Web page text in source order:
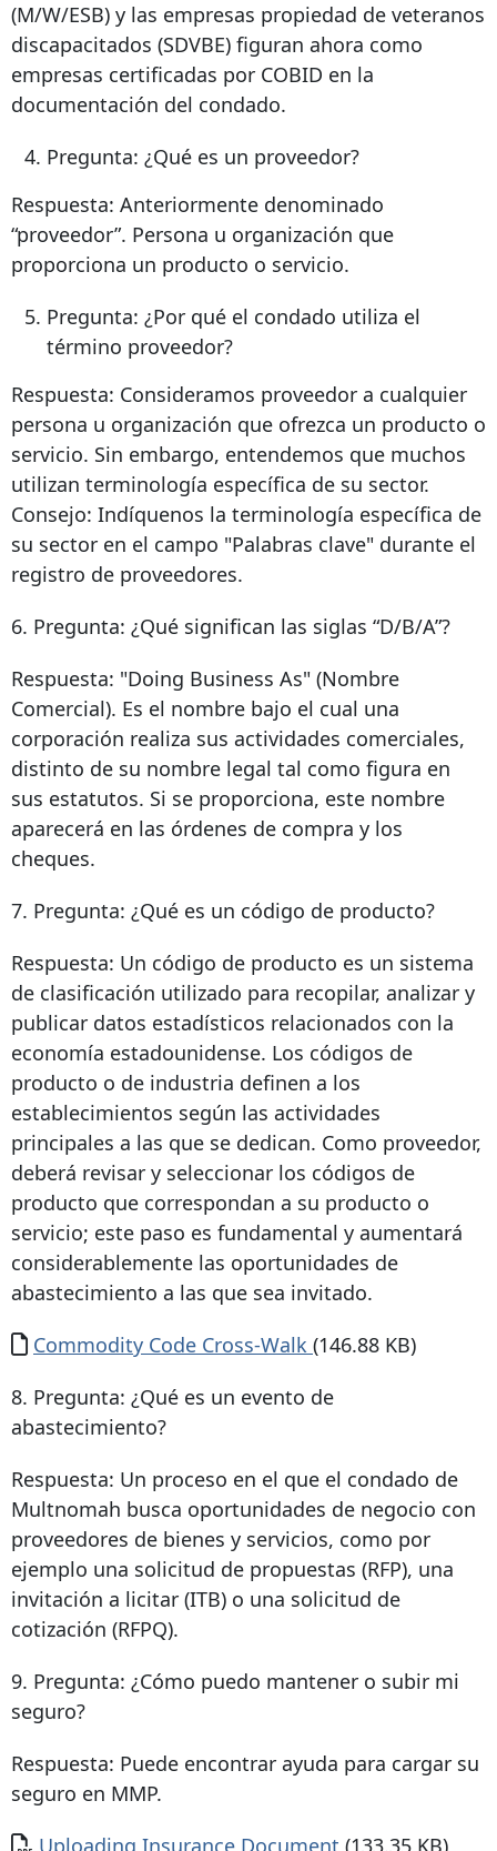
(M/W/ESB) y las empresas propiedad de veteranos
discapacitados (SDVBE) figuran ahora como
empresas certificadas por COBID en la
documentación del condado.
Pregunta: ¿Qué es un proveedor?
Respuesta: Anteriormente denominado
“proveedor”. Persona u organización que
proporciona un producto o servicio.
Pregunta: ¿Por qué el condado utiliza el
término proveedor?
Respuesta: Consideramos proveedor a cualquier
persona u organización que ofrezca un producto o
servicio. Sin embargo, entendemos que muchos
utilizan terminología específica de su sector.
Consejo: Indíquenos la terminología específica de
su sector en el campo "Palabras clave" durante el
registro de proveedores.
6. Pregunta: ¿Qué significan las siglas “D/B/A”?
Respuesta: "Doing Business As" (Nombre
Comercial). Es el nombre bajo el cual una
corporación realiza sus actividades comerciales,
distinto de su nombre legal tal como figura en
sus estatutos. Si se proporciona, este nombre
aparecerá en las órdenes de compra y los
cheques.
7. Pregunta: ¿Qué es un código de producto?
Respuesta: Un código de producto es un sistema
de clasificación utilizado para recopilar, analizar y
publicar datos estadísticos relacionados con la
economía estadounidense. Los códigos de
producto o de industria definen a los
establecimientos según las actividades
principales a las que se dedican. Como proveedor,
deberá revisar y seleccionar los códigos de
producto que correspondan a su producto o
servicio; este paso es fundamental y aumentará
considerablemente las oportunidades de
abastecimiento a las que sea invitado.
Documento
Commodity Code Cross-Walk (146.88 KB)
8. Pregunta: ¿Qué es un evento de
abastecimiento?
Respuesta: Un proceso en el que el condado de
Multnomah busca oportunidades de negocio con
proveedores de bienes y servicios, como por
ejemplo una solicitud de propuestas (RFP), una
invitación a licitar (ITB) o una solicitud de
cotización (RFPQ).
9. Pregunta: ¿Cómo puedo mantener o subir mi
seguro?
Respuesta: Puede encontrar ayuda para cargar su
seguro en MMP.
Documento